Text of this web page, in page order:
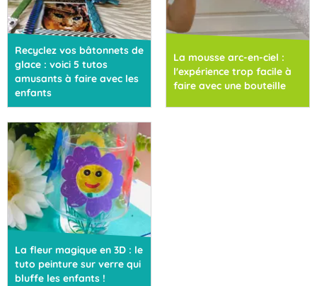
Recyclez vos bâtonnets de
glace : voici 5 tutos
amusants à faire avec les
enfants
La mousse arc-en-ciel :
l'expérience trop facile à
faire avec une bouteille
La fleur magique en 3D : le
tuto peinture sur verre qui
bluffe les enfants !